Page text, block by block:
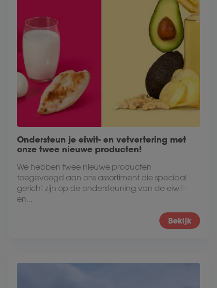
Ondersteun je eiwit- en vetvertering met
onze twee nieuwe producten!
We hebben twee nieuwe producten
toegevoegd aan ons assortiment die speciaal
gericht zijn op de ondersteuning van de eiwit-
en...
Bekijk